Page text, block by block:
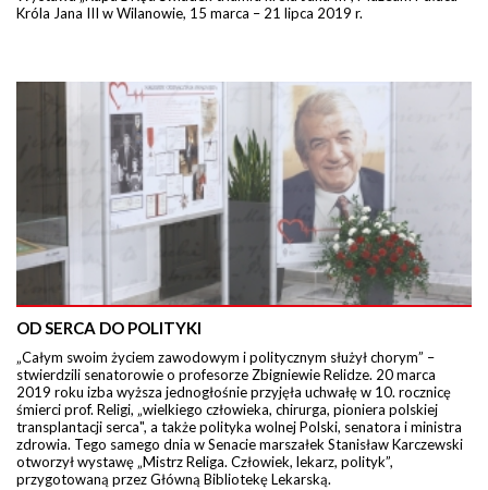
Króla Jana III w Wilanowie, 15 marca – 21 lipca 2019 r.
OD SERCA DO POLITYKI
„Całym swoim życiem zawodowym i politycznym służył chorym” –
stwierdzili senatorowie o profesorze Zbigniewie Relidze. 20 marca
2019 roku izba wyższa jednogłośnie przyjęła uchwałę w 10. rocznicę
śmierci prof. Religi, „wielkiego człowieka, chirurga, pioniera polskiej
transplantacji serca", a także polityka wolnej Polski, senatora i ministra
zdrowia. Tego samego dnia w Senacie marszałek Stanisław Karczewski
otworzył wystawę „Mistrz Religa. Człowiek, lekarz, polityk”,
przygotowaną przez Główną Bibliotekę Lekarską.